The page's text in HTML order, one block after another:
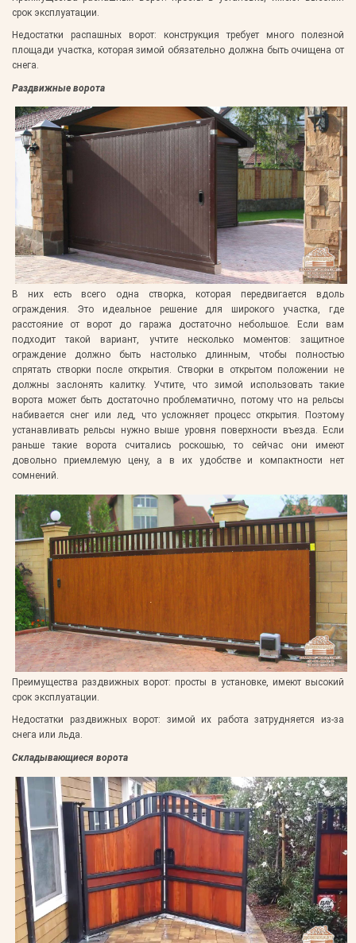
срок эксплуатации.
Недостатки распашных ворот: конструкция требует много полезной
площади участка, которая зимой обязательно должна быть очищена от
снега.
Раздвижные ворота
В них есть всего одна створка, которая передвигается вдоль
ограждения. Это идеальное решение для широкого участка, где
расстояние от ворот до гаража достаточно небольшое. Если вам
подходит такой вариант, учтите несколько моментов: защитное
ограждение должно быть настолько длинным, чтобы полностью
спрятать створки после открытия. Створки в открытом положении не
должны заслонять калитку. Учтите, что зимой использовать такие
ворота может быть достаточно проблематично, потому что на рельсы
набивается снег или лед, что усложняет процесс открытия. Поэтому
устанавливать рельсы нужно выше уровня поверхности въезда. Если
раньше такие ворота считались роскошью, то сейчас они имеют
довольно приемлемую цену, а в их удобстве и компактности нет
сомнений.
Преимущества раздвижных ворот: просты в установке, имеют высокий
срок эксплуатации.
Недостатки раздвижных ворот: зимой их работа затрудняется из-за
снега или льда.
Складывающиеся ворота